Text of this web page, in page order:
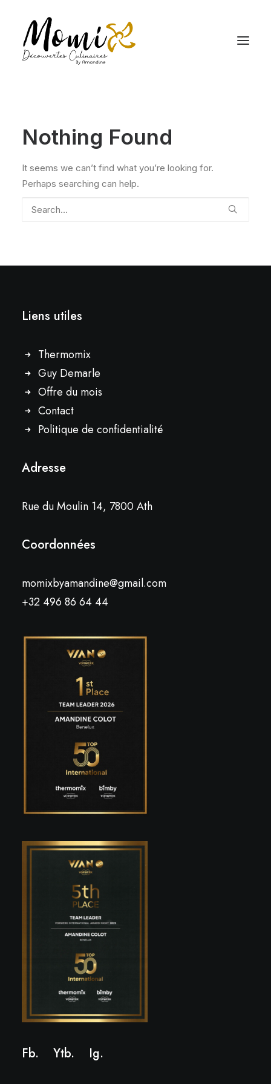
Nothing Found
It seems we can’t find what you’re looking for.
Perhaps searching can help.
Fb. Ytb. Ig.
Liens utiles
Thermomix
Guy Demarle
Offre du mois
Contact
Politique de confidentialité
Adresse
Rue du Moulin 14, 7800 Ath
Coordonnées
momixbyamandine@gmail.com
+32 496 86 64 44